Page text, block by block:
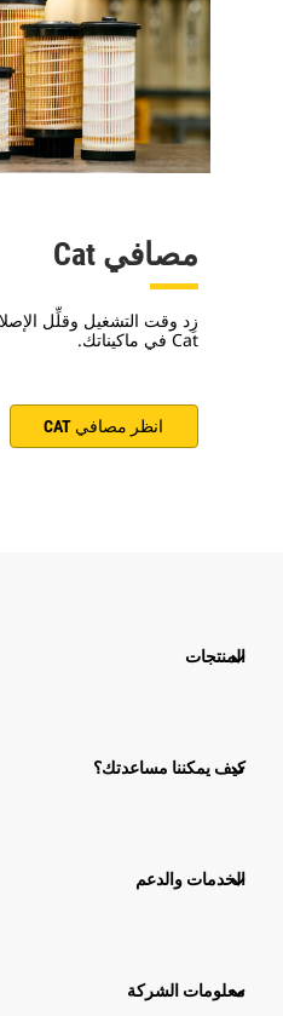
مصافي Cat
زِد وقت التشغيل وقلِّل
Cat في ماكيناتك.
انظر مصافي CAT
المنتجات
كيف يمكننا مساعدتك؟
الخدمات والدعم
معلومات الشركة